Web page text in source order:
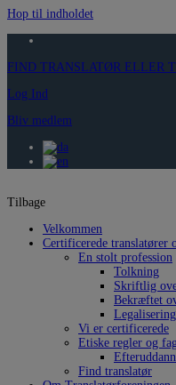
Hop til indholdet
FIND TRANSLATØR ELLER
Log Ind
Bliv medlem
Tilbage
Velkommen
Certificerede translatører
En stolt profession
Tolkning
Skriftlig
Bekræftet
Legalisering
Vi er certificerede
Etiske regler og
Find translatør